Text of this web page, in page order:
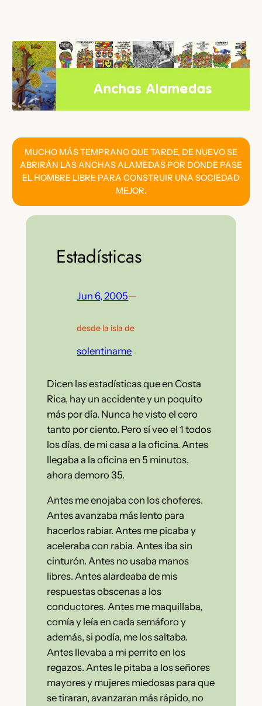
contenido
MUCHO MÁS TEMPRANO QUE TARDE, DE NUEVO SE
ABRIRÁN LAS ANCHAS ALAMEDAS POR DONDE PASE
EL HOMBRE LIBRE PARA CONSTRUIR UNA SOCIEDAD
MEJOR.
Estadísticas
Jun 6, 2005—
desde la isla de
solentiname
Dicen las estadísticas que en Costa
Rica, hay un accidente y un poquito
más por día. Nunca he visto el cero
tanto por ciento. Pero sí veo el 1 todos
los días, de mi casa a la oficina. Antes
llegaba a la oficina en 5 minutos,
ahora demoro 35.
Antes me enojaba con los choferes.
Antes avanzaba más lento para
hacerlos rabiar. Antes me picaba y
aceleraba con rabia. Antes iba sin
cinturón. Antes no usaba manos
libres. Antes alardeaba de mis
respuestas obscenas a los
conductores. Antes me maquillaba,
comía y leía en cada semáforo y
además, si podía, me los saltaba.
Antes llevaba a mi perrito en los
regazos. Antes le pitaba a los señores
mayores y mujeres miedosas para que
se tiraran, avanzaran más rápido, no